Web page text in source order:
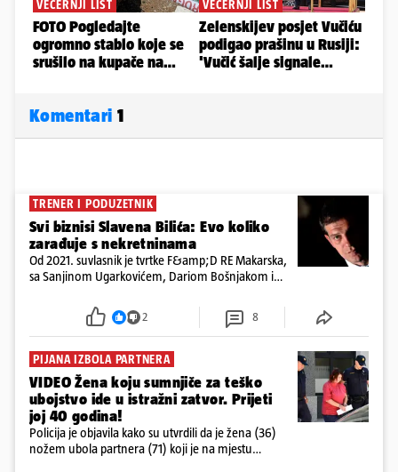
Komentari 1
TRENER I PODUZETNIK
Svi biznisi Slavena Bilića: Evo koliko
zarađuje s nekretninama
Od 2021. suvlasnik je tvrtke F&amp;D RE Makarska,
sa Sanjinom Ugarkovićem, Dariom Bošnjakom i
poslovanje nekretninama, a od osnutka nema
2 8
PIJANA IZBOLA PARTNERA
VIDEO Žena koju sumnjiče za teško
ubojstvo ide u istražni zatvor. Prijeti
joj 40 godina!
Policija je objavila kako su utvrdili da je žena (36)
nožem ubola partnera (71) koji je na mjestu